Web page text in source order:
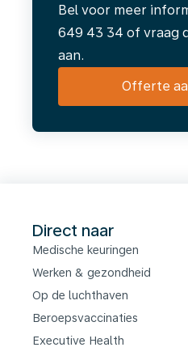
Bel voor meer
649 43 34 of vraag
aan.
Offerte
Direct naar
Medische keuringen
Werken & gezondheid
Op de luchthaven
Beroepsvaccinaties
Executive Health